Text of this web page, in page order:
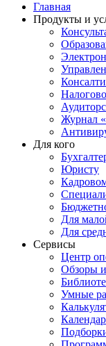
Главная
Продукты и
Журнал
Для кого
Юристу
Для
Для
Сервисы
Центр
Обзоры
Умные